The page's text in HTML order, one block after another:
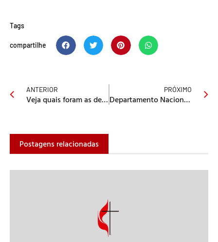
Tags
compartilhe
ANTERIOR
Veja quais foram as decisões da Cogeam na última reunião de 2013
PRÓXIMO
Departamento Nacional de Escola Dominical apresenta sugestões de celebração de Natal
Postagens relacionadas